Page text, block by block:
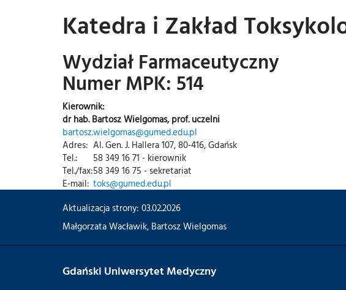
Katedra i Zakład
Wydział Farmaceutyczny
Numer MPK: 514
Kierownik:
dr hab. Bartosz Wielgomas, prof. uczelni
bartosz.wielgomas@gumed.edu.pl
Adres: Al. Gen. J. Hallera 107, 80-416, Gdańsk
Tel.:
58 349 16 71 - kierownik
Tel./fax:58 349 16 75 - sekretariat
E-mail: toks@gumed.edu.pl
Aktualizacja strony: 03.02.2026
Małgorzata Wacławik, Bartosz Wielgomas
Gdański Uniwersytet Medyczny